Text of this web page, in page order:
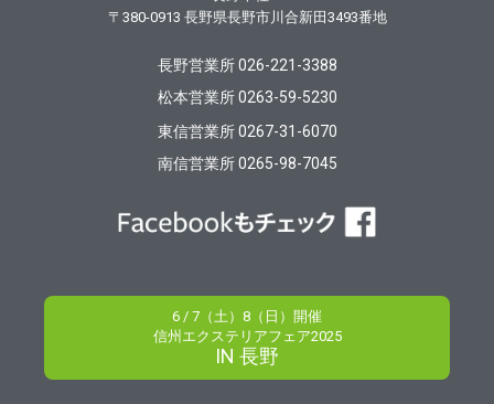
〒380-0913 長野県長野市川合新田3493番地
長野営業所 026-221-3388
松本営業所 0263-59-5230
東信営業所 0267-31-6070
南信営業所 0265-98-7045
6 / 7（土）8（日）開催
信州エクステリアフェア2025
IN 長野